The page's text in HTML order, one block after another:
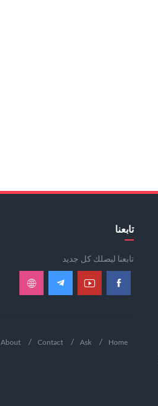
تابعنا
تابعنا ليصلك كل جديد
Home
Ask
Contact
About